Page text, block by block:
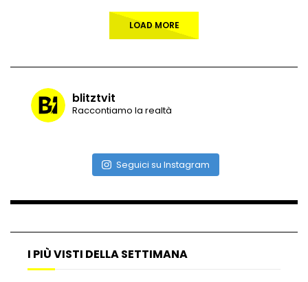
LOAD MORE
blitztvit
Raccontiamo la realtà
Seguici su Instagram
I PIÙ VISTI DELLA SETTIMANA